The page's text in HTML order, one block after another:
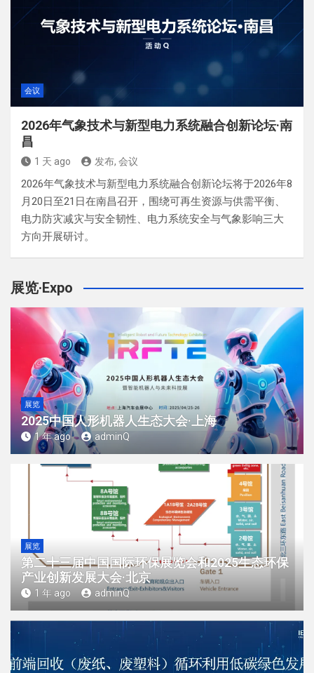
会议
2026年气象技术与新型电力系统融合创新论坛·南
昌
1 天 ago 发布, 会议
2026年气象技术与新型电力系统融合创新论坛将于2026年8
月20日至21日在南昌召开，围绕可再生资源与供需平衡、
电力防灾减灾与安全韧性、电力系统安全与气象影响三大
方向开展研讨。
展览·Expo
展览
2025中国人形机器人生态大会·上海
1 年 ago adminQ
展览
第二十三届中国国际环保展览会和2025生态环保
产业创新发展大会·北京
1 年 ago adminQ